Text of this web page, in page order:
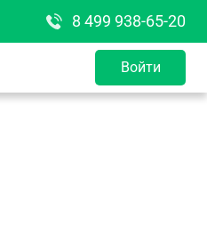
8 499 938-65-20
Войти